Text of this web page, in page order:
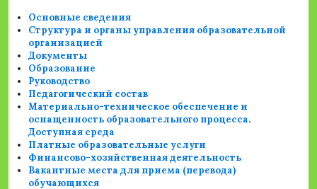
Основные сведения
Структура и органы управления образовательной
организацией
Документы
Образование
Руководство
Педагогический состав
Материально-техническое обеспечение и
оснащенность образовательного процесса.
Доступная среда
Платные образовательные услуги
Финансово-хозяйственная деятельность
Вакантные места для приема (перевода)
обучающихся